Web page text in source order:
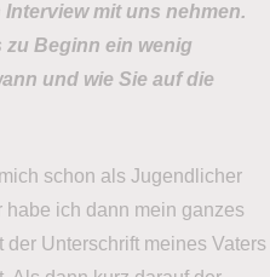
mit uns nehmen.
Beginn ein wenig
und wie Sie auf die
schon als Jugendlicher
ich dann mein ganzes
Unterschrift meines Vaters